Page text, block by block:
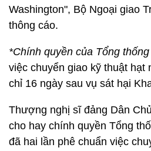
Washington", Bộ Ngoại giao
thông cáo.
*Chính quyền của Tổng
việc chuyển giao kỹ thuật hạt
chỉ 16 ngày sau vụ sát hại
Thượng nghị sĩ đảng Dân
cho hay chính quyền Tổng
đã hai lần phê chuẩn việc